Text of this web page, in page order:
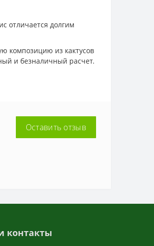
отличается долгим
композицию из кактусов
и безналичный расчет.
Оставить отзыв
контакты